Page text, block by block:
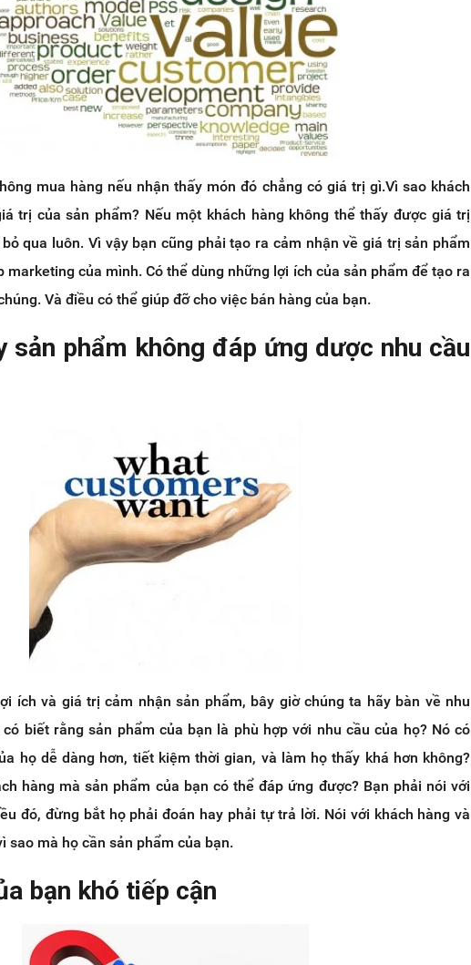
mua hàng nếu nhận thấy món đó chẳng có giá trị gì.Vì sao khách
trị của sản phẩm? Nếu một khách hàng không thể thấy được giá trị
qua luôn. Vì vậy bạn cũng phải tạo ra cảm nhận về giá trị sản phẩm
marketing của mình. Có thể dùng những lợi ích của sản phẩm để tạo ra
Và điều có thể giúp đỡ cho việc bán hàng của bạn.
sản phẩm không đáp ứng dược nhu cầu
ích và giá trị cảm nhận sản phẩm, bây giờ chúng ta hãy bàn về nhu
biết rằng sản phẩm của bạn là phù hợp với nhu cầu của họ? Nó có
họ dễ dàng hơn, tiết kiệm thời gian, và làm họ thấy khá hơn không?
hàng mà sản phẩm của bạn có thể đáp ứng được? Bạn phải nói với
đó, đừng bắt họ phải đoán hay phải tự trả lời. Nói với khách hàng và
sao mà họ cần sản phẩm của bạn.
bạn khó tiếp cận